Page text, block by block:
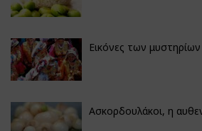
Εικόνες των
Ασκορδουλάκοι, η